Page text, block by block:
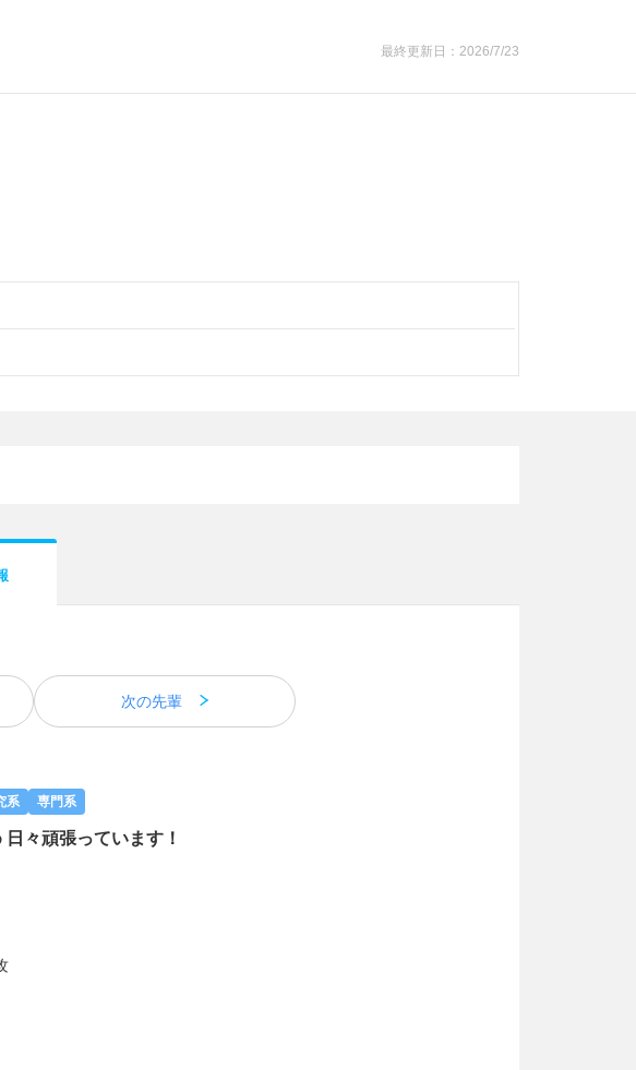
最終更新日：2026/7/23
次の先輩
系 専門系
々頑張っています！